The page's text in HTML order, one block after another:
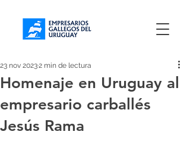
Homenaje en Uruguay al
empresario carballés
Jesús Rama
23 nov 20232 min de lectura